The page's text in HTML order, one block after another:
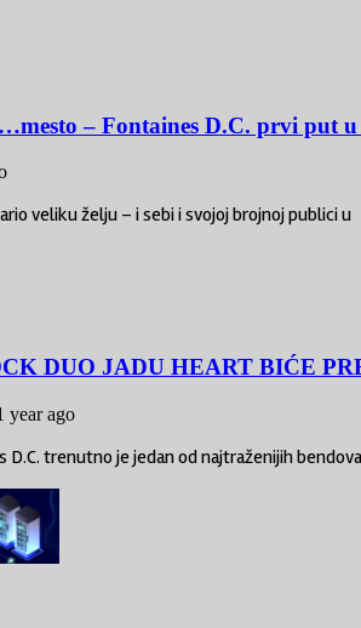
– Fontaines D.C. prvi put
veliku želju – i sebi i svojoj brojnoj publici u
DUO JADU HEART BIĆE
year ago
trenutno je jedan od najtraženijih